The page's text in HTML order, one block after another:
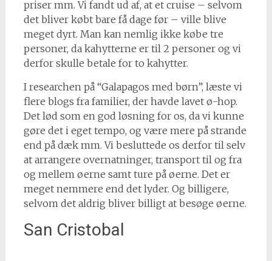
priser mm. Vi fandt ud af, at et cruise – selvom
det bliver købt bare få dage før – ville blive
meget dyrt. Man kan nemlig ikke købe tre
personer, da kahytterne er til 2 personer og vi
derfor skulle betale for to kahytter.
I researchen på “Galapagos med børn”, læste vi
flere blogs fra familier, der havde lavet ø-hop.
Det lød som en god løsning for os, da vi kunne
gøre det i eget tempo, og være mere på strande
end på dæk mm. Vi besluttede os derfor til selv
at arrangere overnatninger, transport til og fra
og mellem øerne samt ture på øerne. Det er
meget nemmere end det lyder. Og billigere,
selvom det aldrig bliver billigt at besøge øerne.
San Cristobal